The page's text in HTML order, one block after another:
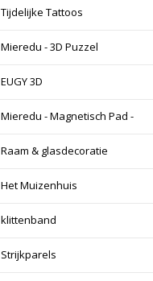
Tijdelijke Tattoos
Mieredu - 3D Puzzel
EUGY 3D
Mieredu - Magnetisch Pad -
Raam & glasdecoratie
Het Muizenhuis
klittenband
Strijkparels